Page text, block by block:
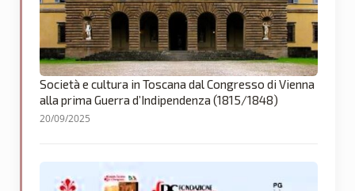
Società e cultura in Toscana dal Congresso di Vienna
alla prima Guerra d’Indipendenza (1815/1848)
20/09/2025